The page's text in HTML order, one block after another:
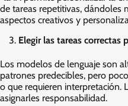
de tareas repetitivas, dándoles
aspectos creativos y
Elegir las tareas correctas
Los modelos de lenguaje son
patrones predecibles, pero
o que requieren interpretación.
asignarles responsabilidad.